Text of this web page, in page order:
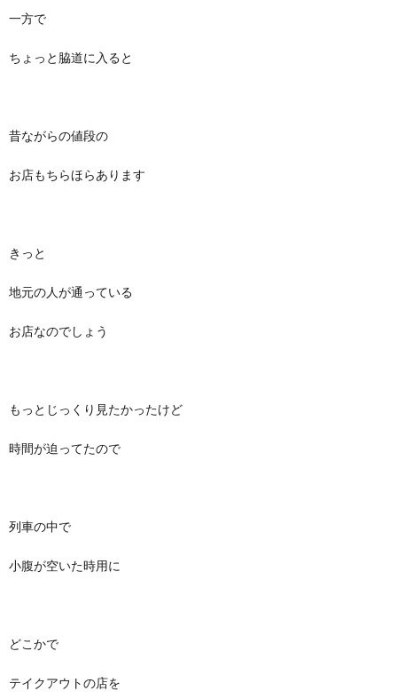
一方で
ちょっと脇道に入ると
昔ながらの値段の
お店もちらほらあります
きっと
地元の人が通っている
お店なのでしょう
もっとじっくり見たかったけど
時間が迫ってたので
列車の中で
小腹が空いた時用に
どこかで
テイクアウトの店を